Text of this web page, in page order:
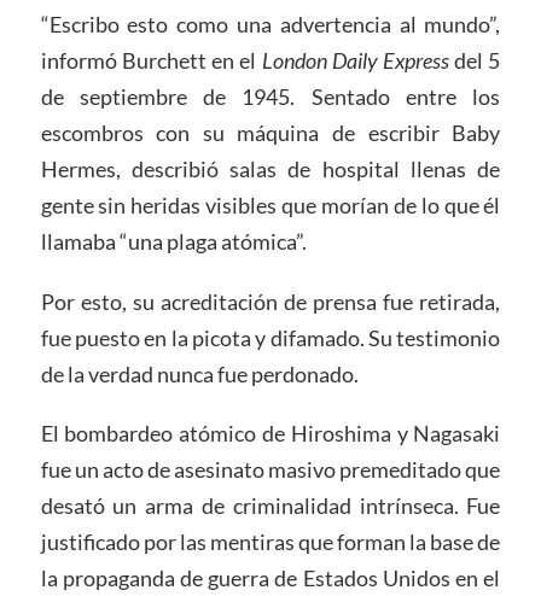
“Escribo esto como una advertencia al mundo”,
informó Burchett en el London Daily Expressdel 5
de septiembre de 1945. Sentado entre los
escombros con su máquina de escribir Baby
Hermes, describió salas de hospital llenas de
gente sin heridas visibles que morían de lo que él
llamaba “una plaga atómica”.
Por esto, su acreditación de prensa fue retirada,
fue puesto en la picota y difamado. Su testimonio
de la verdad nunca fue perdonado.
El bombardeo atómico de Hiroshima y Nagasaki
fue un acto de asesinato masivo premeditado que
desató un arma de criminalidad intrínseca. Fue
justificado por las mentiras que forman la base de
la propaganda de guerra de Estados Unidos en el